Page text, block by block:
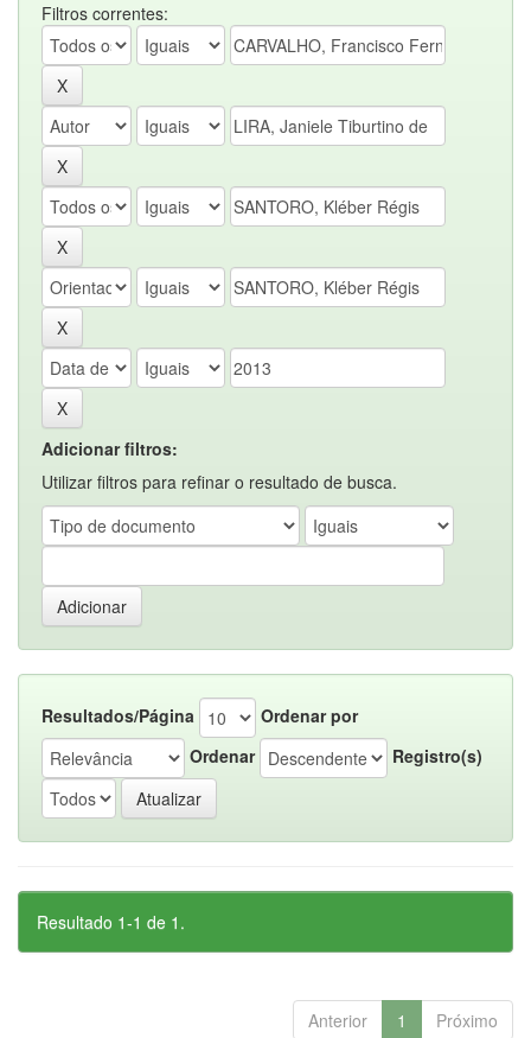
Filtros correntes:
Adicionar filtros:
Utilizar filtros para refinar o resultado de busca.
Resultados/Página
Ordenar por
Ordenar
Registro(s)
Resultado 1-1 de 1.
Anterior 1 Próximo